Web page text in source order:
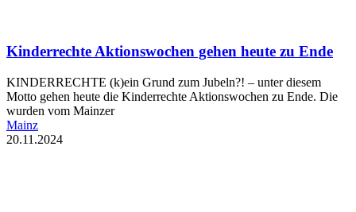
Kinderrechte Aktionswochen gehen heute zu Ende
KINDERRECHTE (k)ein Grund zum Jubeln?! – unter diesem
Motto gehen heute die Kinderrechte Aktionswochen zu Ende. Die
wurden vom Mainzer
Mainz
20.11.2024